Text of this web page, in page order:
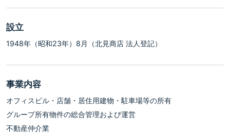
設立
1948年（昭和23年）8月（北見商店 法人登記）
事業内容
オフィスビル・店舗・居住用建物・駐車場等の所有
グループ所有物件の総合管理および運営
不動産仲介業